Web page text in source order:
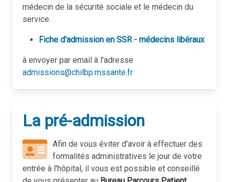
médecin de la sécurité sociale et le médecin du
service.
Fiche d'admission en SSR - médecins libéraux
à envoyer par email à l'adresse
admissions@chilbp.mssante.fr
La pré-admission
Afin de vous éviter d'avoir à effectuer des
formalités administratives le jour de votre
entrée à l'hôpital, il vous est possible et conseillé